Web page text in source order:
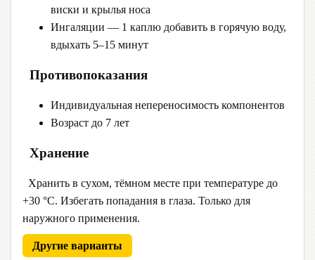
виски и крылья носа
Ингаляции — 1 каплю добавить в горячую воду,
вдыхать 5–15 минут
Противопоказания
Индивидуальная непереносимость компонентов
Возраст до 7 лет
Хранение
Хранить в сухом, тёмном месте при температуре до
+30 °C. Избегать попадания в глаза. Только для
наружного применения.
Другие варианты